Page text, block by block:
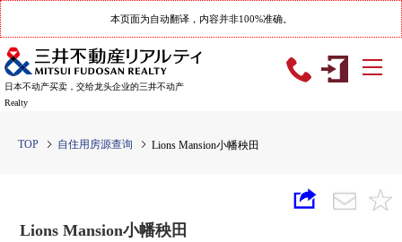
本页面为自动翻译，内容并非100%准确。
日本不动产买卖，交给龙头企业的三井不动产
Realty
TOP 自住用房源查询 Lions Mansion小幡秧田
Lions Mansion小幡秧田